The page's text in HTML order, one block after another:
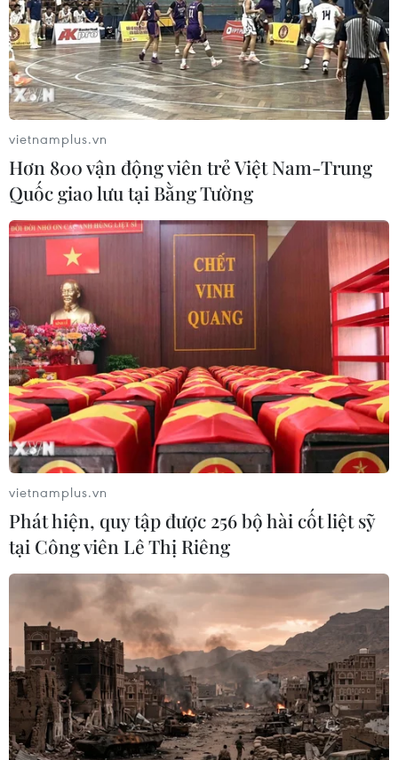
trạng suy kiệt, sau khi tự điều trị tại nhà nhưng không
đỡ.
vietnamplus.vn
Hơn 800 vận động viên trẻ Việt Nam-Trung
Quốc giao lưu tại Bằng Tường
vietnamplus.vn
Phát hiện, quy tập được 256 bộ hài cốt liệt sỹ
tại Công viên Lê Thị Riêng